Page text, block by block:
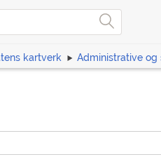
kartverk Administrative og